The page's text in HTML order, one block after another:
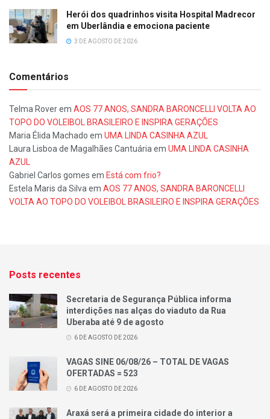
Herói dos quadrinhos visita Hospital Madrecor
em Uberlândia e emociona paciente
3 DE AGOSTO DE 2026
Comentários
Telma Roverem AOS 77 ANOS, SANDRA BARONCELLI VOLTA AO
TOPO DO VOLEIBOL BRASILEIRO E INSPIRA GERAÇÕES
Maria Élida Machado em UMA LINDA CASINHA AZUL
Laura Lisboa de Magalhães Cantuária em UMA LINDA CASINHA
AZUL
Gabriel Carlos gomes em Está com frio?
Estela Maris da Silva em AOS 77 ANOS, SANDRA BARONCELLI
VOLTA AO TOPO DO VOLEIBOL BRASILEIRO E INSPIRA GERAÇÕES
Posts recentes
Secretaria de Segurança Pública informa
interdições nas alças do viaduto da Rua
Uberaba até 9 de agosto
6 DE AGOSTO DE 2026
VAGAS SINE 06/08/26 – TOTAL DE VAGAS
OFERTADAS = 523
6 DE AGOSTO DE 2026
Araxá será a primeira cidade do interior a